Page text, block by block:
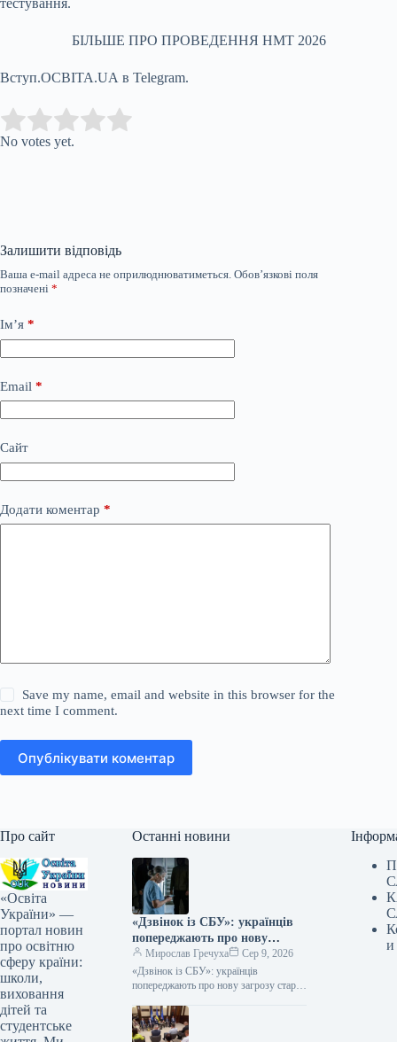
тестування.
БІЛЬШЕ ПРО ПРОВЕДЕННЯ НМТ 2026
Вступ.ОСВІТА.UA в Telegram.
Rate this item:
No votes yet.
Залишити відповідь
Ваша e-mail адреса не оприлюднюватиметься. Обов’язкові поля
позначені *
Ім’я *
Email *
Сайт
Додати коментар *
Save my name, email and website in this browser for the
next time I comment.
Опублікувати коментар
Про сайт
«Освіта
України» —
портал новин
про освітню
сферу країни:
школи,
виховання
дітей та
студентське
Останні новини
«Дзвінок із СБУ»: українців
попереджають про нову
загрозу старої шахрайської
схеми
Мирослав Гречуха
Сер 9, 2026
«Дзвінок із СБУ»: українців
попереджають про нову загрозу старої
Укрінформ Правоохоронці
попереджають про шахраїв, які
и